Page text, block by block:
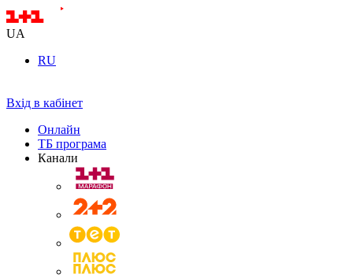
UA
RU
Вхід в кабінет
Онлайн
ТБ програма
Канали